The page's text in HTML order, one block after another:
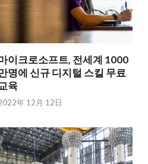
이크로소프트, 전세계 1000
명에 신규 디지털 스킬 무료
육
年 12月 12日